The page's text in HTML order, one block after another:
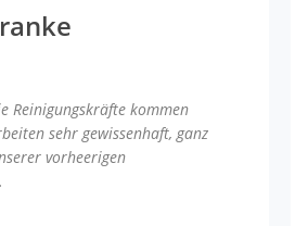
Reinigungskräfte kommen
sehr gewissenhaft, ganz
vorheerigen